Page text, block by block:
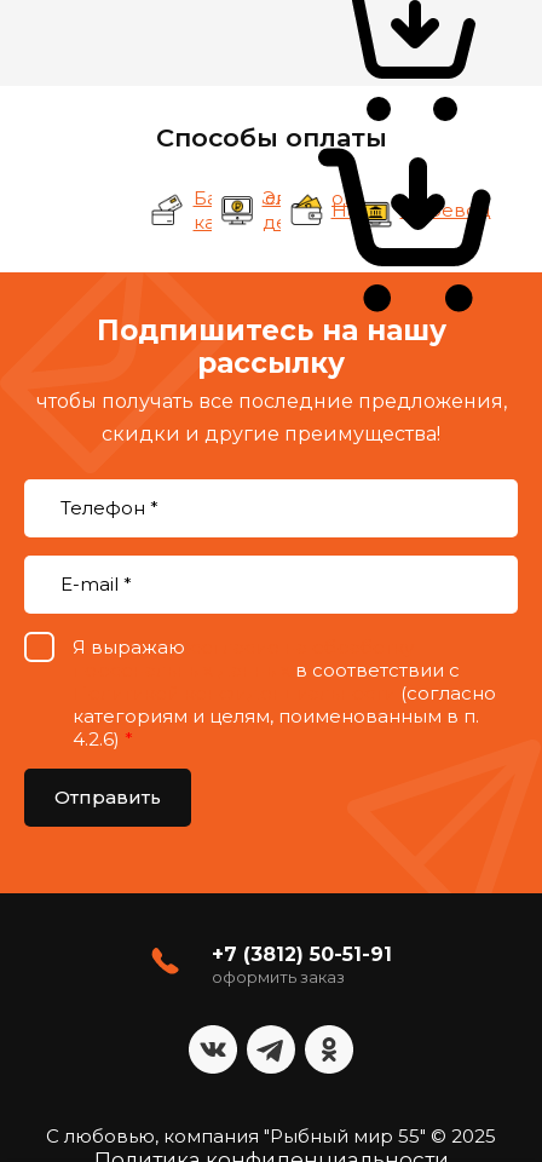
Способы оплаты
Банковские
карты
Электронные
деньги
НаличныеПеревод
Подпишитесь на нашу
рассылку
чтобы получать все последние предложения,
скидки и другие преимущества!
Я выражаю
в соответствии с
(согласно
категориям и целям, поименованным в п.
4.2.6) *
Отправить
+7 (3812) 50-51-91
оформить заказ
С любовью, компания "Рыбный мир 55" © 2025